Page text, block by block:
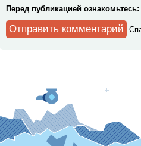
Перед публикацией ознакомьтесь: